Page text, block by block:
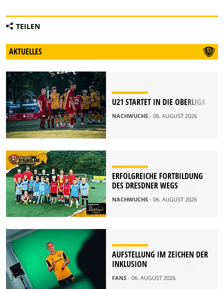
TEILEN
AKTUELLES
U21 STARTET IN DIE OBERLIGA
NACHWUCHS - 06. AUGUST 2026
ERFOLGREICHE FORTBILDUNG
DES DRESDNER WEGS
NACHWUCHS - 06. AUGUST 2026
AUFSTELLUNG IM ZEICHEN DER
INKLUSION
FANS - 06. AUGUST 2026